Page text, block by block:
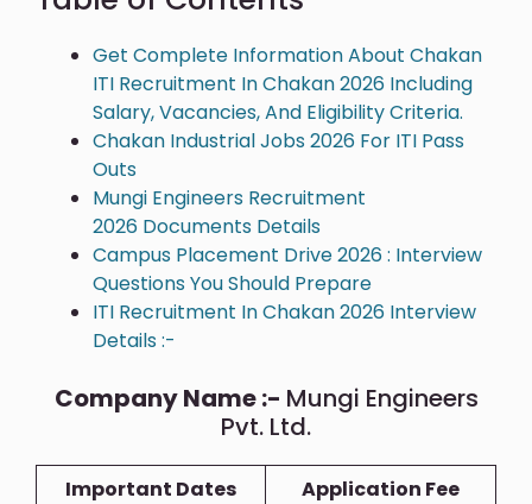
Get Complete Information About Chakan
ITI Recruitment In Chakan 2026 Including
Salary, Vacancies, And Eligibility Criteria.
Chakan Industrial Jobs 2026 For ITI Pass
Outs
Mungi Engineers Recruitment
2026 Documents Details
Campus Placement Drive 2026 : Interview
Questions You Should Prepare
ITI Recruitment In Chakan 2026 Interview
Details :-
Company Name :- Mungi Engineers
Pvt. Ltd.
Important Dates
Application Fee